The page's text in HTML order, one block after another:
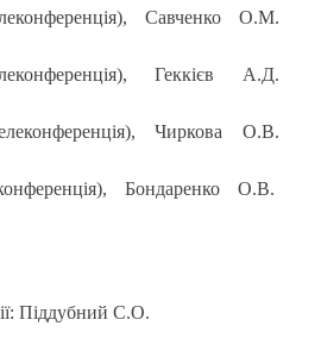
Савченко О.М.
Геккієв А.Д.
Чиркова О.В.
Бондаренко О.В.
Піддубний С.О.